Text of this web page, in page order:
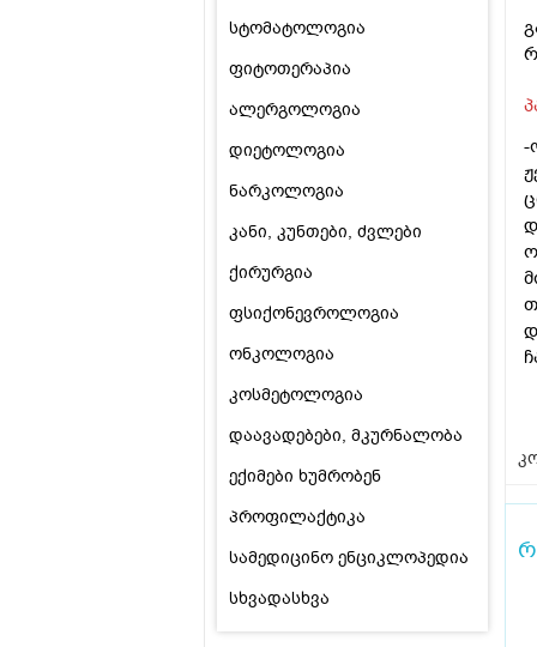
სტომატოლოგია
ფიტოთერაპია
ალერგოლოგია
დიეტოლოგია
ნარკოლოგია
კანი, კუნთები, ძვლები
ქირურგია
ფსიქონევროლოგია
ონკოლოგია
კოსმეტოლოგია
დაავადებები, მკურნალობა
ექიმები ხუმრობენ
პროფილაქტიკა
სამედიცინო ენციკლოპედია
სხვადასხვა
-